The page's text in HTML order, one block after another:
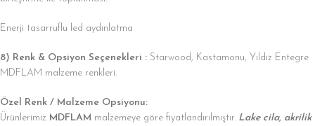
Enerji tasarruflu led aydınlatma
8) Renk & Opsiyon Seçenekleri : Starwood, Kastamonu, Yıldız Entegre
MDFLAM malzeme renkleri.
Özel Renk / Malzeme Opsiyonu:
Ürünlerimiz MDFLAM malzemeye göre fiyatlandırılmıştır. Lake cila, akrilik